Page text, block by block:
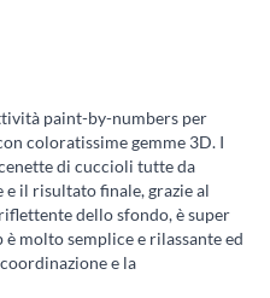
paint-by-numbers per
coloratissime gemme 3D. I
di cuccioli tutte da
e il risultato finale, grazie al
dello sfondo, è super
molto semplice e rilassante ed
e la